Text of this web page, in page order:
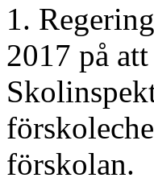
1.
2017 på
förskolan.